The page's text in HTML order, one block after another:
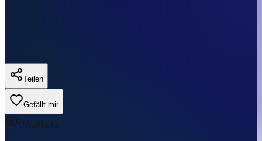
Teilen
Gefällt mir
0Aufrufe